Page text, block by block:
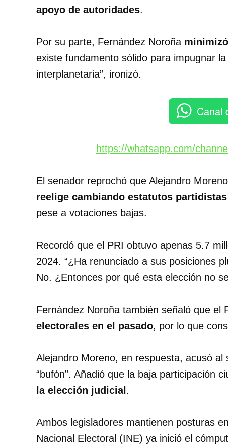
apoyo de autoridades.
Por su parte, Fernández Noroña
existe fundamento sólido para impugnar
interplanetaria”, ironizó.
Canal
https://whatsapp.com/
El senador reprochó que Alejandro
reelige cambiando estatutos partidistas
pese a votaciones bajas.
Recordó que el PRI obtuvo apenas 5.7
2024. “¿Ha renunciado a sus posiciones
No. ¿Entonces por qué esta elección no
Fernández Noroña también señaló que el
electorales en el pasado, por lo que
Alejandro Moreno, en respuesta, acusó
“bufón”. Añadió que la baja participación
la elección judicial .
Ambos legisladores mantienen posturas
Nacional Electoral (INE) ya inició el